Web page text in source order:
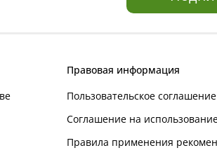
Правовая информация
Пользовательское соглашение
Соглашение на
Правила применения